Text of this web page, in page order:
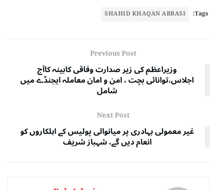
Tags:
SHAHID KHAQAN ABBASI
Previous Post
وزیراعظم کی زیر صدارت وفاقی کابینہ کاآج
اجلاس،توانائی بچت ، امن و امان معاملہ ایجنڈے میں
شامل
Next Post
غیر معمولی بہادری پر میانوالی پولیس کے اہلکاروں کو
انعام دیں گے، شہباز شریف